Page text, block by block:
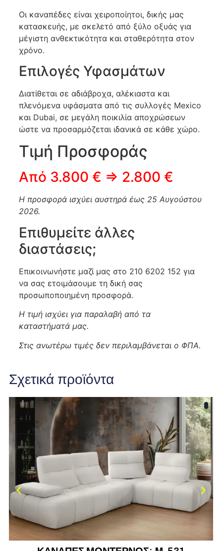
Οι καναπέδες είναι χειροποίητοι, δικής μας
κατασκευής, με σκελετό από ξύλο οξυάς για
μέγιστη ανθεκτικότητα και σταθερότητα στον
χρόνο.
Επιλογές Υφασμάτων
Διατίθεται σε αδιάβροχα, αλέκιαστα και
πλενόμενα υφάσματα από τις συλλογές Mexico
και Dubai, σε μεγάλη ποικιλία αποχρώσεων
ώστε να προσαρμόζεται ιδανικά σε κάθε χώρο.
Τιμή Προσφοράς
Από 3.800 € ⇒ 2.800 €
Η προσφορά ισχύει αυστηρά έως 25 Αυγούστου
2026.
Επιθυμείτε άλλες
διαστάσεις;
Επικοινωνήστε μαζί μας στο 210 6202 152 για
να σας ετοιμάσουμε τη δική σας
προσωποποιημένη προσφορά.
Η τιμή ισχύει για παραλαβή από τα
καταστήματά μας.
Στις ανωτέρω τιμές δεν περιλαμβάνεται ο ΦΠΑ.
Σχετικά προϊόντα